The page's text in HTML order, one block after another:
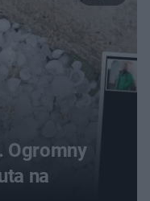
Ogromny
na